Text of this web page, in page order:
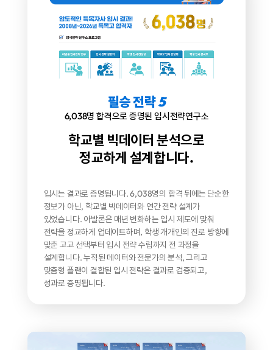
필승 전략5
6,038명 합격으로 증명된 입시전략연구소
학교별 빅데이터 분석으로
정교하게 설계합니다.
입시는 결과로 증명됩니다.6,038명의 합격 뒤에는 단순한
정보가 아닌, 학교별 빅데이터와 연간 전략 설계가
있었습니다. 아발론은 매년 변화하는 입시 제도에 맞춰
전략을 정교하게 업데이트하며, 학생 개개인의 진로 방향에
맞춘 고교 선택부터 입시 전략 수립까지 전 과정을
설계합니다.누적된 데이터와 전문가의 분석, 그리고
맞춤형 플랜이 결합된 입시 전략은 결과로 검증되고,
성과로 증명됩니다.